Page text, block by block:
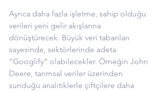
Ayrıca daha fazla işletme, sahip olduğu
verileri yeni gelir akışlarına
dönüştürecek. Büyük veri tabanları
sayesinde, sektörlerinde adeta
“Googlify” olabilecekler. Örneğin John
Deere, tarımsal veriler üzerinden
sunduğu analitiklerle çiftçilere daha